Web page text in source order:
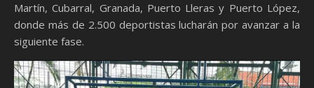
Martín, Cubarral, Granada, Puerto Lleras y Puerto López,
donde más de 2.500 deportistas lucharán por avanzar a la
siguiente fase.